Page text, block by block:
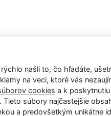
našli to, čo hľadáte,
na veci, ktoré vás
cookies a k
súbory najčastejšie
a predovšetkým unikátne